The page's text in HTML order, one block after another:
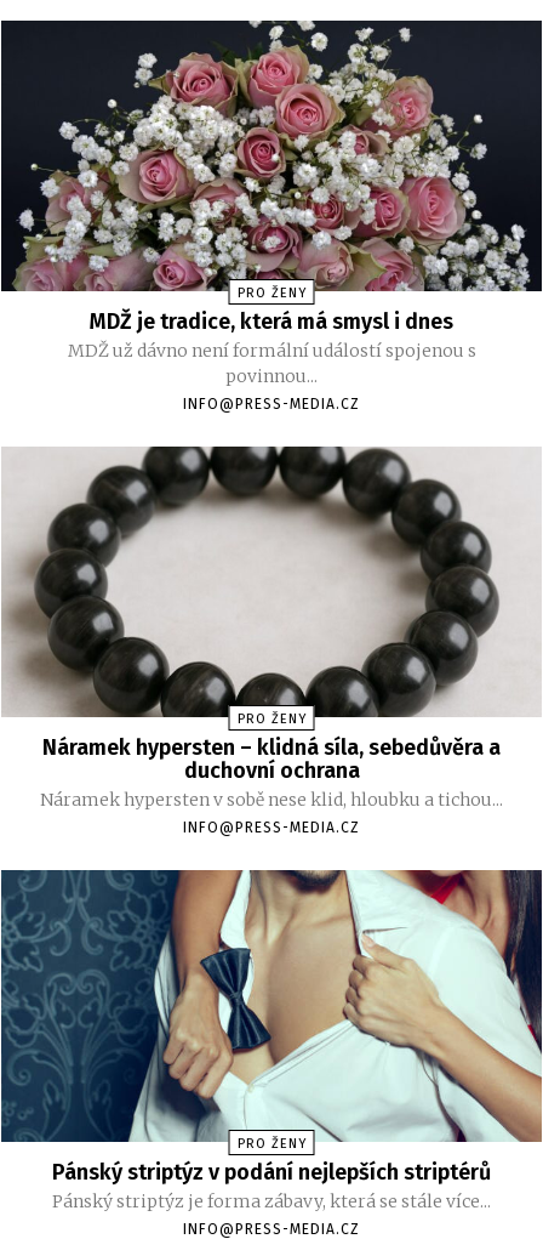
PRO ŽENY
MDŽ je tradice, která má smysl i dnes
MDŽ už dávno není formální událostí spojenou s
povinnou...
INFO@PRESS-MEDIA.CZ
PRO ŽENY
Náramek hypersten – klidná síla, sebedůvěra a
duchovní ochrana
Náramek hypersten v sobě nese klid, hloubku a tichou...
INFO@PRESS-MEDIA.CZ
PRO ŽENY
Pánský striptýz v podání nejlepších striptérů
Pánský striptýz je forma zábavy, která se stále více...
INFO@PRESS-MEDIA.CZ